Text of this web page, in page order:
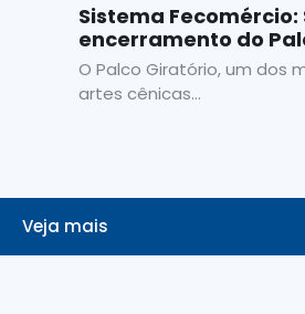
Sistema Fecomércio:
encerramento do
O Palco Giratório, um dos
artes cênicas...
Veja mais